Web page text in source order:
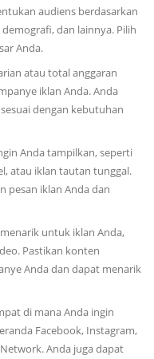
audiens berdasarkan
dan lainnya. Pilih
Anda.
atau total anggaran
iklan Anda. Anda
dengan kebutuhan
Anda tampilkan, seperti
atau iklan tautan tunggal.
pesan iklan Anda dan
untuk iklan Anda,
Pastikan konten
Anda dan dapat menarik
di mana Anda ingin
Facebook, Instagram,
Anda juga dapat